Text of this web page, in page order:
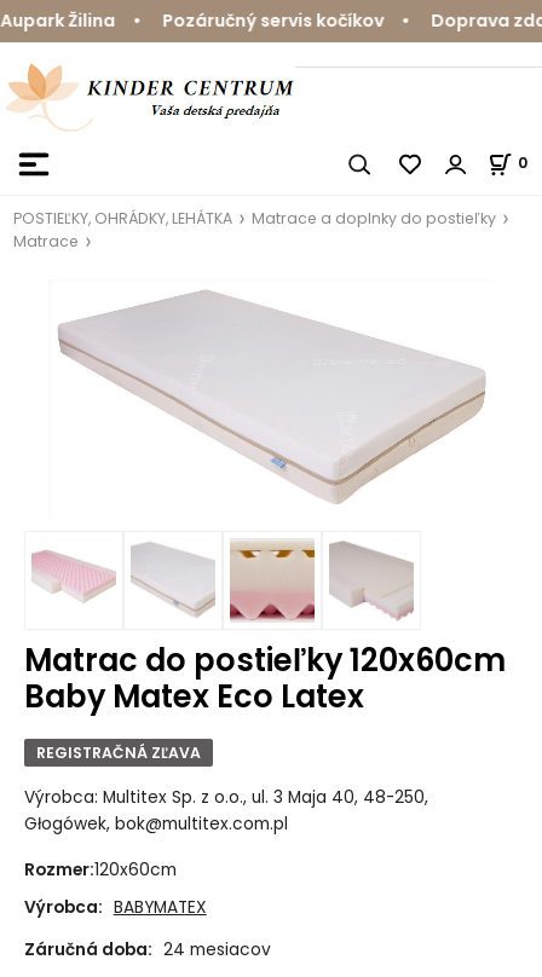
Žilina • Pozáručný servis kočíkov • Doprava
0
POSTIEĽKY, OHRÁDKY, LEHÁTKA
Matrace a doplnky do postieľky
Matrace
Matrac do postieľky 120x60cm
Baby Matex Eco Latex
REGISTRAČNÁ ZĽAVA
Výrobca: Multitex Sp. z o.o., ul. 3 Maja 40, 48-250,
Głogówek, bok@multitex.com.pl
Rozmer:120x60cm
Výrobca: BABYMATEX
Záručná doba: 24 mesiacov